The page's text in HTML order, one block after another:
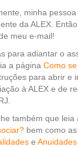
minha
da ALEX.
meu e-mail!
para adiantar o
a página Como
para abrir e
à ALEX e de
também que leia
bem como
e Anuidades